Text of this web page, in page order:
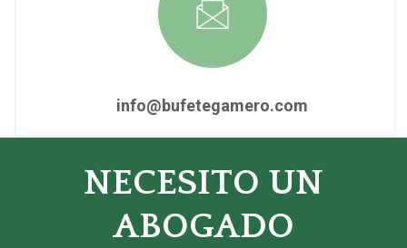
info@bufetegamero.com
NECESITO UN
ABOGADO